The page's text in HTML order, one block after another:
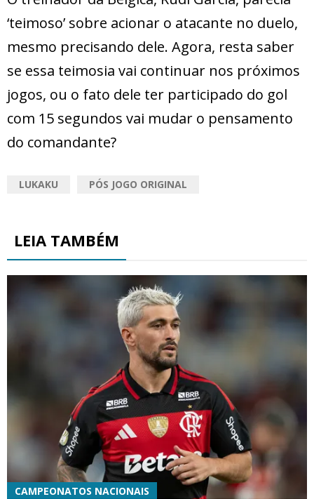
‘teimoso’ sobre acionar o atacante no duelo,
mesmo precisando dele. Agora, resta saber
se essa teimosia vai continuar nos próximos
jogos, ou o fato dele ter participado do gol
com 15 segundos vai mudar o pensamento
do comandante?
LUKAKU PÓS JOGO ORIGINAL
LEIA TAMBÉM
CAMPEONATOS NACIONAIS